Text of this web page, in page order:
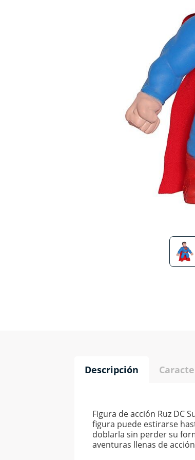
Descripción
Figura de acción Ruz DC
figura puede estirarse
doblarla sin perder su
aventuras llenas de